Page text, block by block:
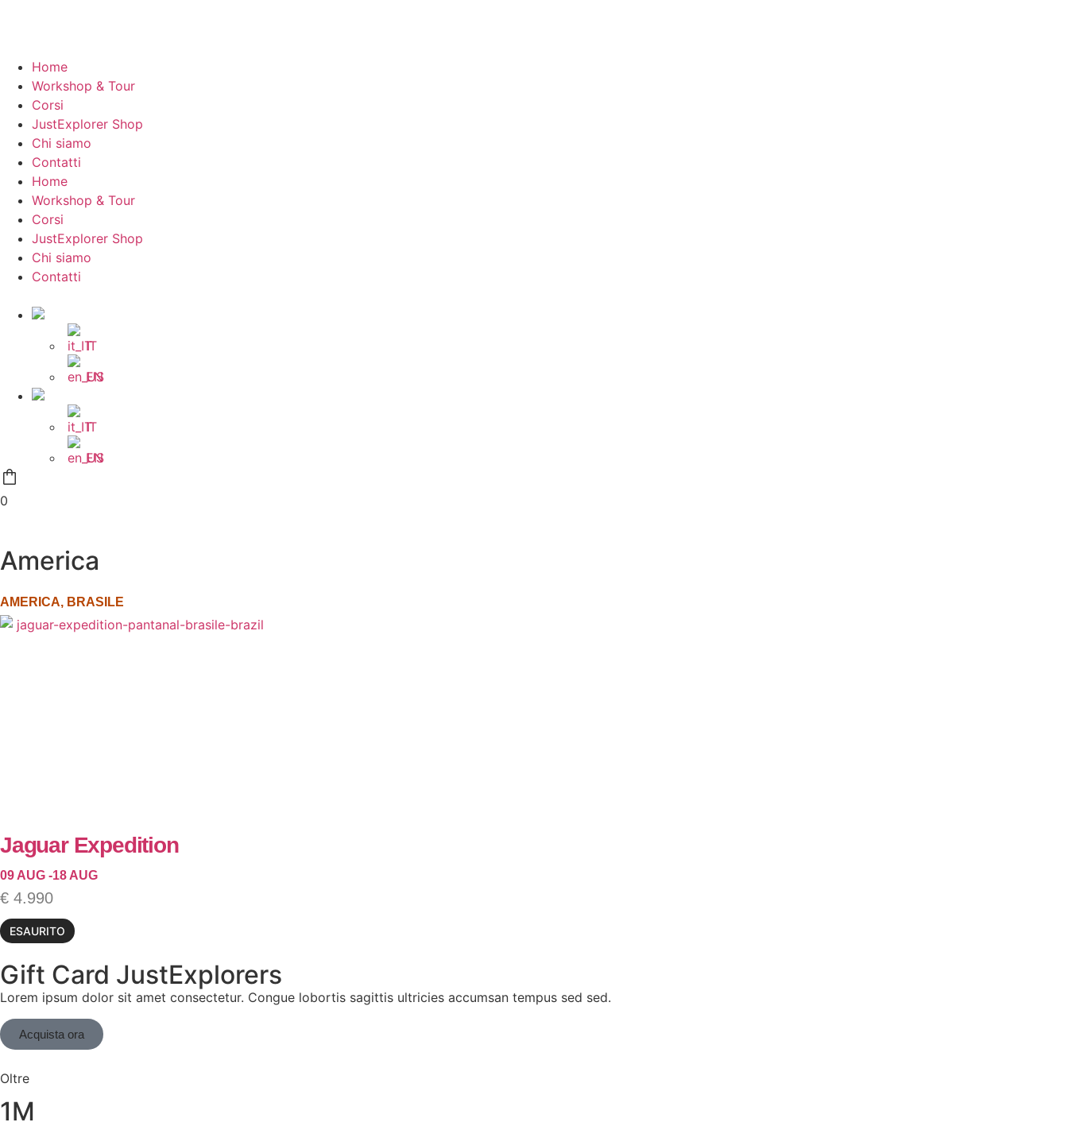
Home
Workshop & Tour
Corsi
JustExplorer Shop
Chi siamo
Contatti
Home
Workshop & Tour
Corsi
JustExplorer Shop
Chi siamo
Contatti
IT
EN
IT
EN
0
America
AMERICA, BRASILE
Jaguar Expedition
09 AUG -18 AUG
€ 4.990
ESAURITO
Gift Card JustExplorers
Lorem ipsum dolor sit amet consectetur. Congue lobortis sagittis ultricies accumsan tempus sed sed.
Acquista ora
Oltre
1M